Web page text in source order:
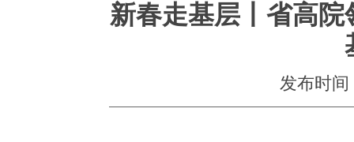
新春走基层丨省高
发布时间